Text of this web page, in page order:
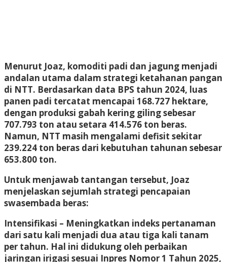
Menurut Joaz, komoditi padi dan jagung menjadi
andalan utama dalam strategi ketahanan pangan
di NTT. Berdasarkan data BPS tahun 2024, luas
panen padi tercatat mencapai 168.727 hektare,
dengan produksi gabah kering giling sebesar
707.793 ton atau setara 414.576 ton beras.
Namun, NTT masih mengalami defisit sekitar
239.224 ton beras dari kebutuhan tahunan sebesar
653.800 ton.
Untuk menjawab tantangan tersebut, Joaz
menjelaskan sejumlah strategi pencapaian
swasembada beras:
Intensifikasi – Meningkatkan indeks pertanaman
dari satu kali menjadi dua atau tiga kali tanam
per tahun. Hal ini didukung oleh perbaikan
jaringan irigasi sesuai Inpres Nomor 1 Tahun 2025,